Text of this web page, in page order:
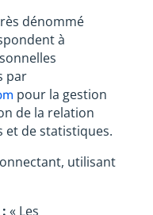
dénommé
à
par
pour la gestion
de la relation
et de statistiques.
utilisant
« Les